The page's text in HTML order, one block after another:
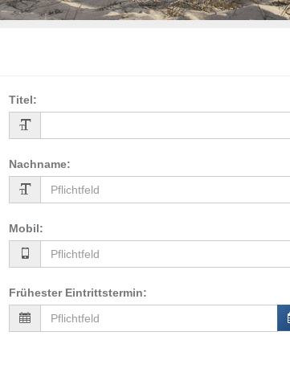
Titel:
Nachname:
Mobil:
Frühester Eintrittstermin: